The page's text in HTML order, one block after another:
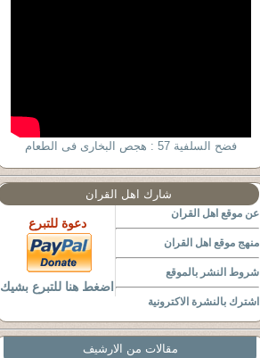
فضح السلفية 57 : هجص البخارى فى الطعام
شارك اهل القران
عن موقع اهل القران
منهج موقع اهل القران
شروط النشر بالموقع
اشترك بالنشرة الاكترونية
دعوة للتبرع
اضغط هنا للتبرع بشيك
مقالات من الارشيف